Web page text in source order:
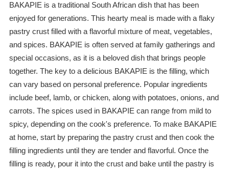
BAKAPIE is a traditional South African dish that has been
enjoyed for generations. This hearty meal is made with a flaky
pastry crust filled with a flavorful mixture of meat, vegetables,
and spices. BAKAPIE is often served at family gatherings and
special occasions, as it is a beloved dish that brings people
together. The key to a delicious BAKAPIE is the filling, which
can vary based on personal preference. Popular ingredients
include beef, lamb, or chicken, along with potatoes, onions, and
carrots. The spices used in BAKAPIE can range from mild to
spicy, depending on the cook's preference. To make BAKAPIE
at home, start by preparing the pastry crust and then cook the
filling ingredients until they are tender and flavorful. Once the
filling is ready, pour it into the crust and bake until the pastry is